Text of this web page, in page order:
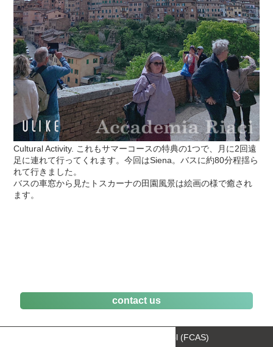
Cultural Activity. これもサマーコースの特典の1つで、月に2回遠
足に連れて行ってくれます。今回はSiena。バスに約80分程揺ら
れて行きました。
バスの車窓から見たトスカーナの田園風景は絵画の様で癒され
ます。
contact us
Florence Culinary Arts School (FCAS)